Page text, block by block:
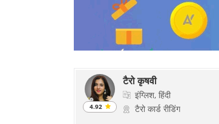
4.92
टैरो कृषवी
इंग्लिश, हिंदी
टैरो कार्ड रीडिंग